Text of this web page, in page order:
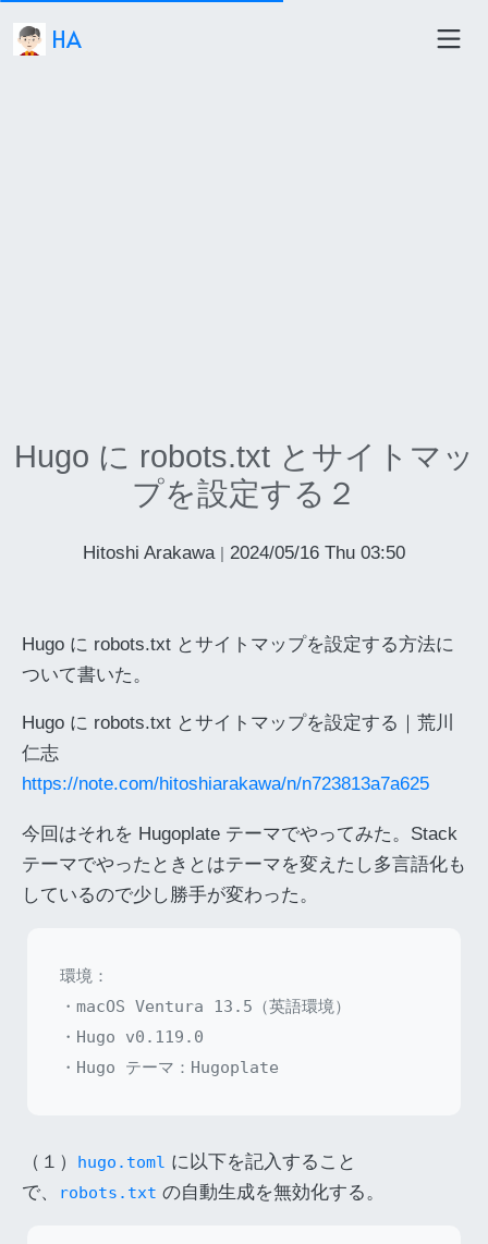
HA
Hugo に robots.txt とサイトマッ
プを設定する２
Hitoshi Arakawa 2024/05/16 Thu 03:50
Hugo に robots.txt とサイトマップを設定する方法に
ついて書いた。
Hugo に robots.txt とサイトマップを設定する｜荒川
仁志
https://note.com/hitoshiarakawa/n/n723813a7a625
今回はそれを Hugoplate テーマでやってみた。Stack
テーマでやったときとはテーマを変えたし多言語化も
しているので少し勝手が変わった。
環境：
・macOS Ventura 13.5（英語環境）
・Hugo v0.119.0
（１） hugo.toml に以下を記入すること
で、
robots.txt の自動生成を無効化する。